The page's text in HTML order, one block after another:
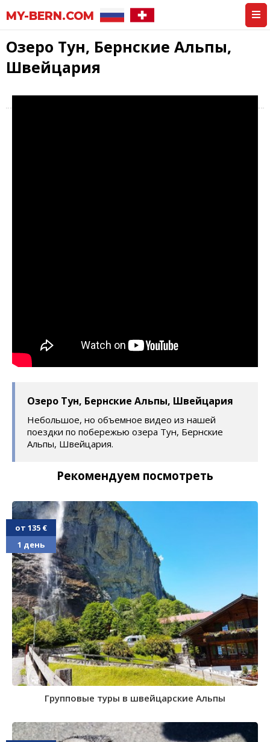
MY-BERN.COM
Озеро Тун, Бернские Альпы,
Швейцария
Озеро Тун, Бернские Альпы, Швейцария
Небольшое, но объемное видео из нашей
поездки по побережью озера Тун, Бернские
Альпы, Швейцария.
Рекомендуем посмотреть
от 135 €
1 день
Групповые туры в швейцарские Альпы